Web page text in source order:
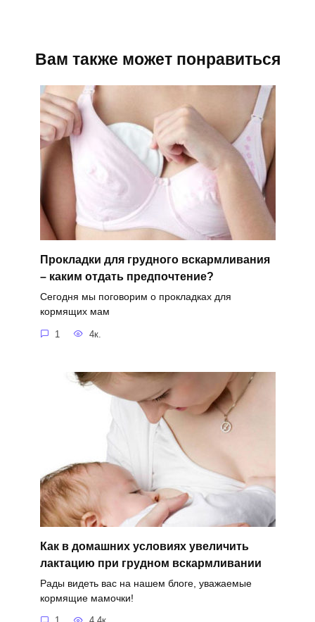
Вам также может понравиться
Прокладки для грудного вскармливания
– каким отдать предпочтение?
Сегодня мы поговорим о прокладках для
кормящих мам
1 4к.
Как в домашних условиях увеличить
лактацию при грудном вскармливании
Рады видеть вас на нашем блоге, уважаемые
кормящие мамочки!